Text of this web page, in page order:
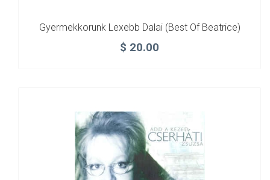
Gyermekkorunk Lexebb Dalai (best Of Beatrice)
$ 20.00